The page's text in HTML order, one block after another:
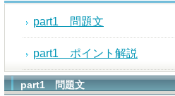
part1 問題文
part1 ポイント解説
part1 問題文